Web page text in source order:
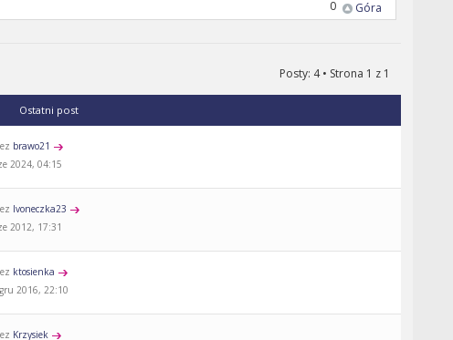
Góra
0
Posty: 4 • Strona 1 z 1
Ostatni post
brawo21
2024, 04:15
Ivoneczka23
2012, 17:31
ktosienka
2016, 22:10
Krzysiek